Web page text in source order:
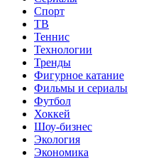
Спорт
ТВ
Теннис
Технологии
Тренды
Фигурное катание
Фильмы и сериалы
Футбол
Хоккей
Шоу-бизнес
Экология
Экономика